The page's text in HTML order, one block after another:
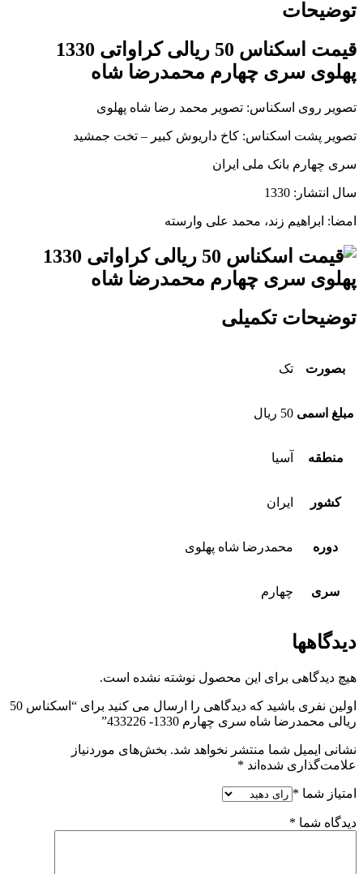
توضیحات
قیمت اسکناس 50 ریالی کراواتی 1330
پهلوی سری چهارم محمدرضا شاه
تصویر روی اسکناس: تصویر محمد رضا شاه پهلوی
تصویر پشت اسکناس: کاخ داریوش کبیر – تخت جمشید
سری چهارم بانک ملی ایران
سال انتشار: 1330
امضا: ابراهیم زند، محمد علی وارسته
توضیحات تکمیلی
بصورت تک
مبلغ اسمی 50 ریال
منطقه آسیا
کشور ایران
دوره محمدرضا شاه پهلوی
سری چهارم
دیدگاهها
هیچ دیدگاهی برای این محصول نوشته نشده است.
اولین نفری باشید که دیدگاهی را ارسال می کنید برای “اسکناس 50
ریالی محمدرضا شاه سری چهارم 1330- 433226”
نشانی ایمیل شما منتشر نخواهد شد. بخش‌های موردنیاز
علامت‌گذاری شده‌اند *
امتیاز شما *
دیدگاه شما *